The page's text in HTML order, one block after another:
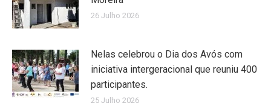
26 Julho 2026
Nelas celebrou o Dia dos Avós com
iniciativa intergeracional que reuniu 400
participantes.
25 Julho 2026